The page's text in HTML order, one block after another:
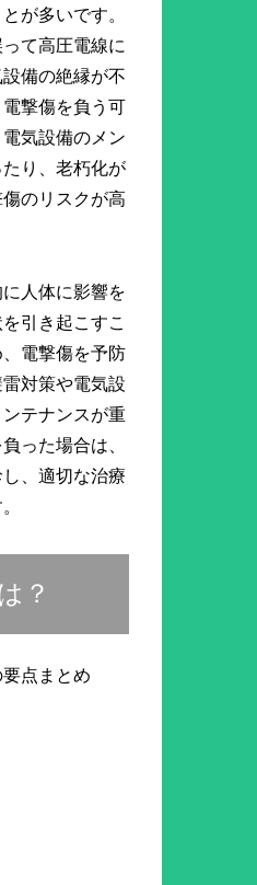
が多いです。
て高圧電線に
備の絶縁が不
撃傷を負う可
気設備のメン
り、老朽化が
のリスクが高
人体に影響を
引き起こすこ
電撃傷を予防
対策や電気設
テナンスが重
った場合は、
、適切な治療
？